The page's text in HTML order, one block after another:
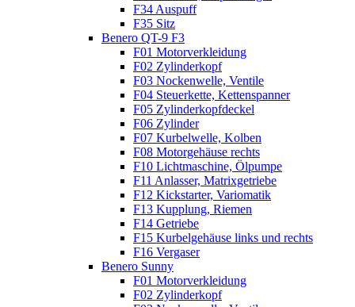
F34 Auspuff
F35 Sitz
Benero QT-9 F3
F01 Motorverkleidung
F02 Zylinderkopf
F03 Nockenwelle, Ventile
F04 Steuerkette, Kettenspanner
F05 Zylinderkopfdeckel
F06 Zylinder
F07 Kurbelwelle, Kolben
F08 Motorgehäuse rechts
F10 Lichtmaschine, Ölpumpe
F11 Anlasser, Matrixgetriebe
F12 Kickstarter, Variomatik
F13 Kupplung, Riemen
F14 Getriebe
F15 Kurbelgehäuse links und rechts
F16 Vergaser
Benero Sunny
F01 Motorverkleidung
F02 Zylinderkopf